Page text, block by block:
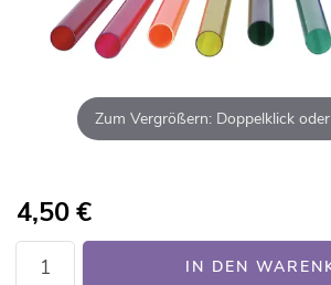
Zum Vergrößern: Doppelklick
4,50€
IN DEN